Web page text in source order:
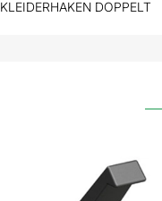
KLEIDERHAKEN DOPPELT